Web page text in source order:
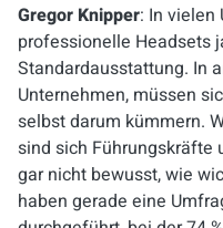
Gregor Knipper: In vielen
professionelle Headsets
Standardausstattung. In
Unternehmen, müssen
selbst darum kümmern.
sind sich Führungskräfte
gar nicht bewusst, wie
haben gerade eine